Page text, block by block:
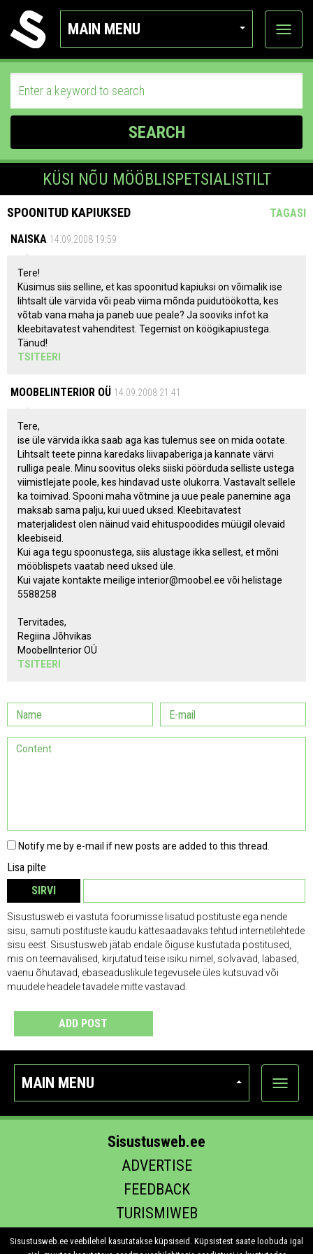
MAIN MENU
View
SEARCH
KÜSI NÕU MÖÖBLISPETSIALISTILT
SPOONITUD KAPIUKSED
TAGASI
NAISKA 14.09.2008 19:59
Tere!
Küsimus siis selline, et kas spoonitud kapiuksi on võimalik ise
lihtsalt üle värvida või peab viima mõnda puidutöökotta, kes
võtab vana maha ja paneb uue peale? Ja sooviks infot ka
kleebitavatest vahenditest. Tegemist on köögikapiustega.
Tänud!
TSITEERI
MOOBELINTERIOR OÜ 14.09.2008 21:41
Tere,
ise üle värvida ikka saab aga kas tulemus see on mida ootate.
Lihtsalt teete pinna karedaks liivapaberiga ja kannate värvi
rulliga peale. Minu soovitus oleks siiski pöörduda selliste ustega
viimistlejate poole, kes hindavad uste olukorra. Vastavalt sellele
ka toimivad. Spooni maha võtmine ja uue peale panemine aga
maksab sama palju, kui uued uksed. Kleebitavatest
materjalidest olen näinud vaid ehituspoodides müügil olevaid
kleebiseid.
Kui aga tegu spoonustega, siis alustage ikka sellest, et mõni
mööblispets vaatab need uksed üle.
Kui vajate kontakte meilige interior@moobel.ee või helistage
5588258
Tervitades,
Regiina Jõhvikas
MoobelInterior OÜ
TSITEERI
Notify me by e-mail if new posts are added to this thread.
Lisa pilte
SIRVI
Sisustusweb ei vastuta foorumisse lisatud postituste ega nende
sisu, samuti postituste kaudu kättesaadavaks tehtud internetilehtede
sisu eest. Sisustusweb jätab endale õiguse kustutada postitused,
mis on teemavälised, kirjutatud teise isiku nimel, solvavad, labased,
vaenu õhutavad, ebaseaduslikule tegevusele üles kutsuvad või
muudele headele tavadele mitte vastavad.
ADD POST
MAIN MENU
Show
Sisustusweb.ee
ADVERTISE
FEEDBACK
TURISMIWEB
EHITUS.EE
Sisustusweb.ee veebilehel kasutatakse küpsiseid. Küpsistest saate loobuda igal